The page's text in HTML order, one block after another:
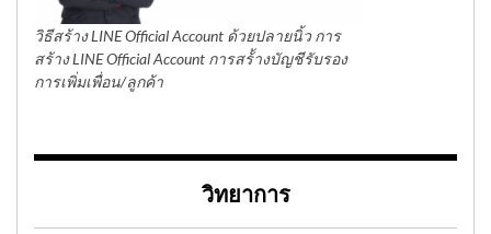
วิธีสร้าง LINE Official Account ด้วยปลายนิ้ว การ
สร้าง LINE Official Account การสร้้างบัญชีรับรอง
การเพิ่มเพื่อน/ลูกค้า
วิทยาการ